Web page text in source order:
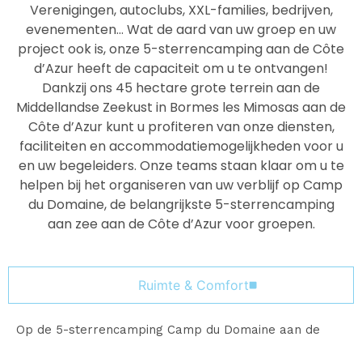
Verenigingen, autoclubs, XXL-families, bedrijven,
evenementen… Wat de aard van uw groep en uw
project ook is, onze 5-sterrencamping aan de Côte
d’Azur heeft de capaciteit om u te ontvangen!
Dankzij ons 45 hectare grote terrein aan de
Middellandse Zeekust in Bormes les Mimosas aan de
Côte d’Azur kunt u profiteren van onze diensten,
faciliteiten en accommodatiemogelijkheden voor u
en uw begeleiders. Onze teams staan klaar om u te
helpen bij het organiseren van uw verblijf op Camp
du Domaine, de belangrijkste 5-sterrencamping
aan zee aan de Côte d’Azur voor groepen.
Ruimte & Comfort
Op de 5-sterrencamping Camp du Domaine aan de